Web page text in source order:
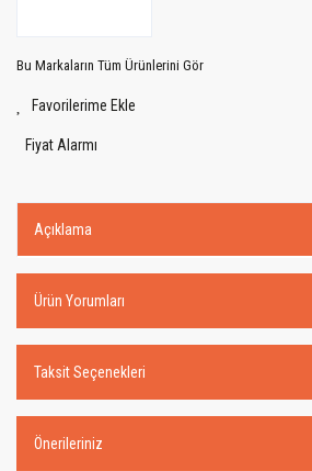
Bu Markaların Tüm Ürünlerini Gör
Fiyat Alarmı
Açıklama
Ürün Yorumları
Taksit Seçenekleri
Önerileriniz